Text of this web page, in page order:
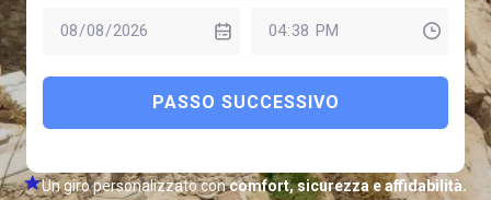
PASSO SUCCESSIVO
Un giro personalizzato concomfort, sicurezza e affidabilità.